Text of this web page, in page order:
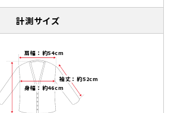
計測サイズ
肩幅：約54cm
身幅：約46cm
袖丈：約52cm